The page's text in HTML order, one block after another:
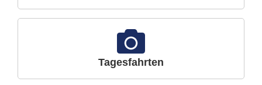
Tagesfahrten